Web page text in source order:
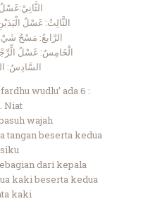
الثَّالِثُ: غَسْلُ
الرَّابعُ: مَسْحُ
الْخَامِسُ: غَسْلُ
السَّادِسُ:
wudlu’ ada 6 :
Niat
wajah
tangan beserta kedua
siku
dari kepala
kaki beserta kedua
kaki